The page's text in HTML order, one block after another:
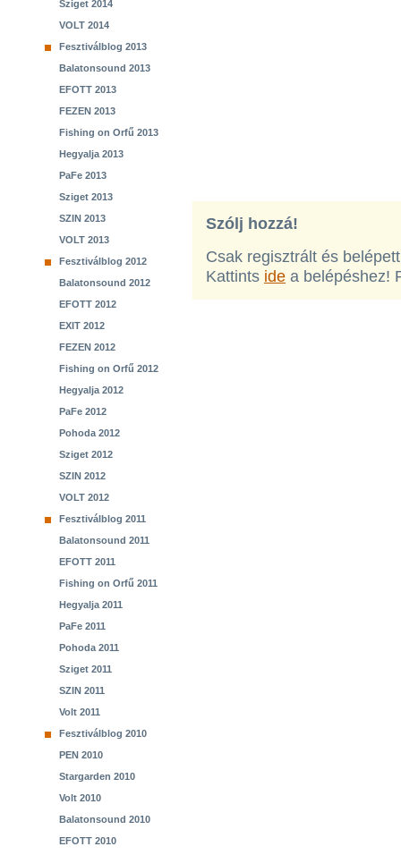
Sziget 2014
VOLT 2014
Fesztiválblog 2013
Balatonsound 2013
EFOTT 2013
FEZEN 2013
Fishing on Orfű 2013
Hegyalja 2013
PaFe 2013
Sziget 2013
SZIN 2013
VOLT 2013
Fesztiválblog 2012
Balatonsound 2012
EFOTT 2012
EXIT 2012
FEZEN 2012
Fishing on Orfű 2012
Hegyalja 2012
PaFe 2012
Pohoda 2012
Sziget 2012
SZIN 2012
VOLT 2012
Fesztiválblog 2011
Balatonsound 2011
EFOTT 2011
Fishing on Orfű 2011
Hegyalja 2011
PaFe 2011
Pohoda 2011
Sziget 2011
SZIN 2011
Volt 2011
Fesztiválblog 2010
PEN 2010
Stargarden 2010
Volt 2010
Balatonsound 2010
EFOTT 2010
Szólj hozzá!
Csak regisztrált és
Kattints ide a belépéshez!